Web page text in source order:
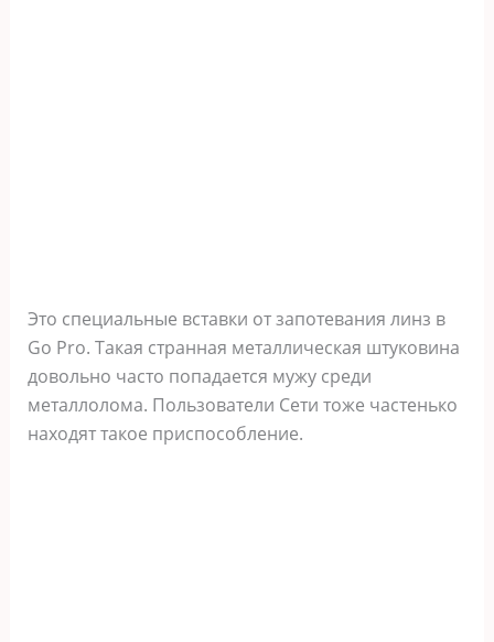
Это специальные вставки от запотевания линз в
Go Pro. Такая странная металлическая штуковина
довольно часто попадается мужу среди
металлолома. Пользователи Сети тоже частенько
находят такое приспособление.